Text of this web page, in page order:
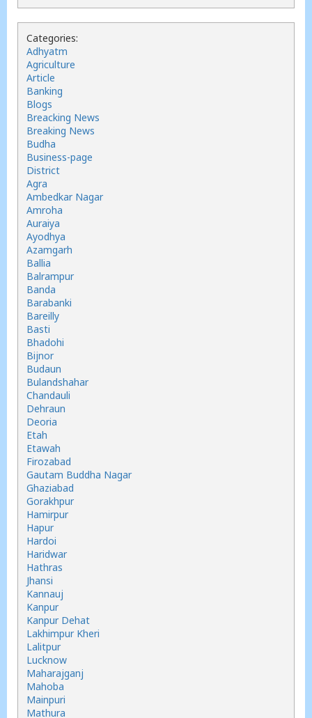
Categories:
Adhyatm
Agriculture
Article
Banking
Blogs
Breacking News
Breaking News
Budha
Business-page
District
Agra
Ambedkar Nagar
Amroha
Auraiya
Ayodhya
Azamgarh
Ballia
Balrampur
Banda
Barabanki
Bareilly
Basti
Bhadohi
Bijnor
Budaun
Bulandshahar
Chandauli
Dehraun
Deoria
Etah
Etawah
Firozabad
Gautam Buddha Nagar
Ghaziabad
Gorakhpur
Hamirpur
Hapur
Hardoi
Haridwar
Hathras
Jhansi
Kannauj
Kanpur
Kanpur Dehat
Lakhimpur Kheri
Lalitpur
Lucknow
Maharajganj
Mahoba
Mainpuri
Mathura